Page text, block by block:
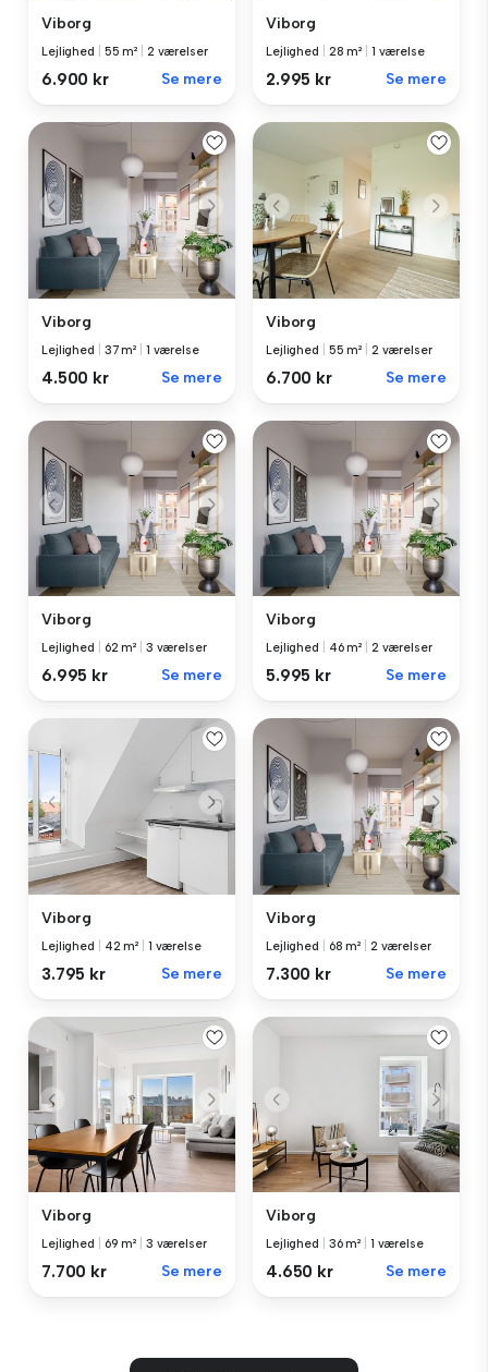
Viborg
Lejlighed 55 m² 2 værelser
6.900 kr Se mere
Viborg
Lejlighed 28 m² 1 værelse
2.995 kr Se mere
Viborg
Lejlighed 37 m² 1 værelse
4.500 kr Se mere
Viborg
Lejlighed 55 m² 2 værelser
6.700 kr Se mere
Viborg
Lejlighed 62 m² 3 værelser
6.995 kr Se mere
Viborg
Lejlighed 46 m² 2 værelser
5.995 kr Se mere
Viborg
Lejlighed 42 m² 1 værelse
3.795 kr Se mere
Viborg
Lejlighed 68 m² 2 værelser
7.300 kr Se mere
Viborg
Lejlighed 69 m² 3 værelser
7.700 kr Se mere
Viborg
Lejlighed 36 m² 1 værelse
4.650 kr Se mere